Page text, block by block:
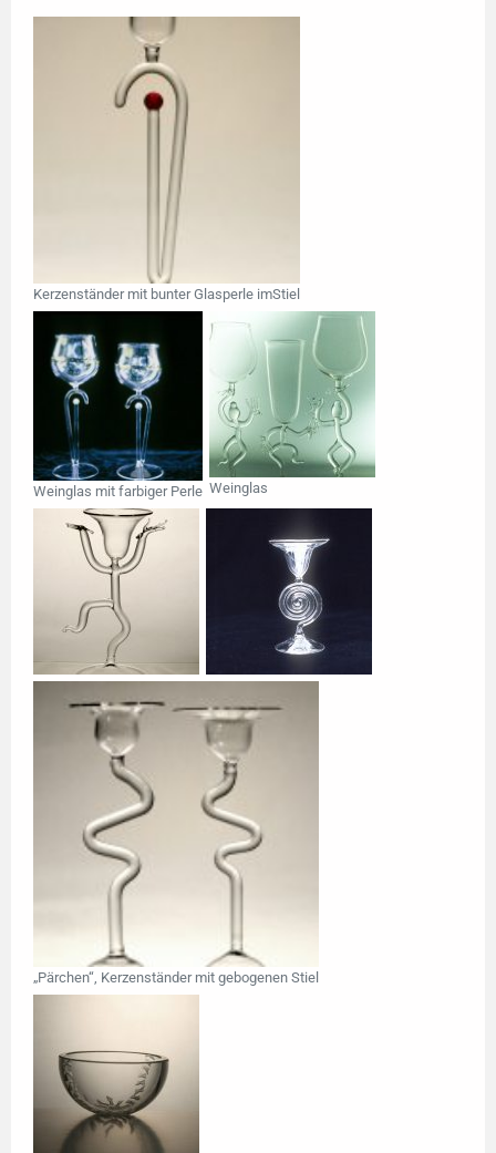
Kerzenständer mit bunter Glasperle imStiel
Weinglas mit farbiger Perle Weinglas
„Pärchen“, Kerzenständer mit gebogenen Stiel